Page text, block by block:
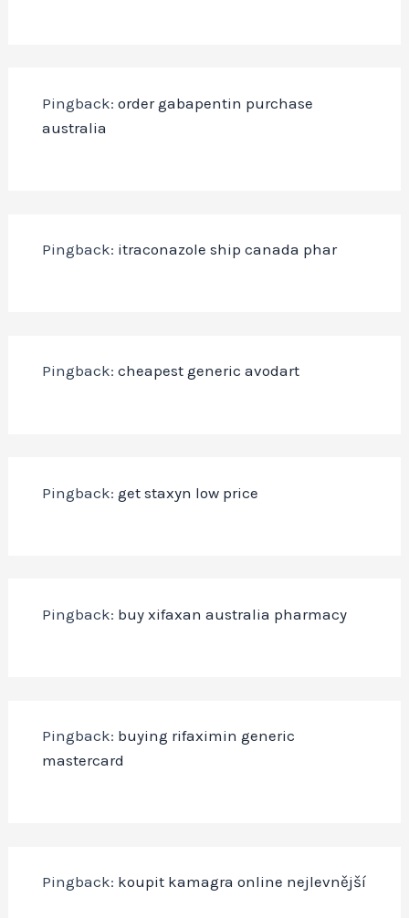
Pingback: order gabapentin purchase
australia
Pingback: itraconazole ship canada phar
Pingback: cheapest generic avodart
Pingback: get staxyn low price
Pingback: buy xifaxan australia pharmacy
Pingback: buying rifaximin generic
mastercard
Pingback: koupit kamagra online nejlevnější